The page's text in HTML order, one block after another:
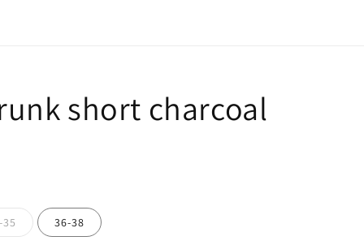
short charcoal
36-38